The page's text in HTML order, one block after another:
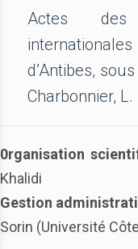
Actes des
internationales
d’Antibes,
Charbonnier, L.
0rganisation
Khalidi
Gestion
Sorin (Université Côte